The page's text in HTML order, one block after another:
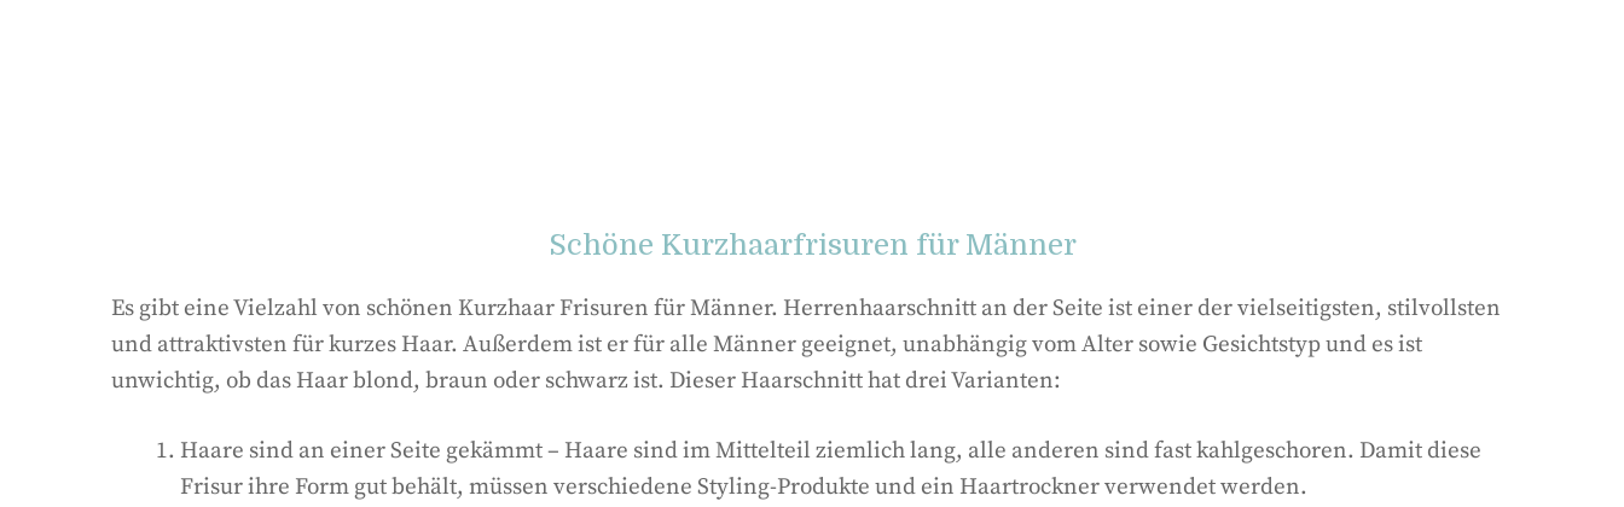
Schöne Kurzhaarfrisuren für Männer
Es gibt eine Vielzahl von schönen Kurzhaar Frisuren für Männer. Herrenhaarschnitt an der Seite ist einer der vielseitigsten, stilvollsten
und attraktivsten für kurzes Haar. Außerdem ist er für alle Männer geeignet, unabhängig vom Alter sowie Gesichtstyp und es ist
unwichtig, ob das Haar blond, braun oder schwarz ist. Dieser Haarschnitt hat drei Varianten:
Haare sind an einer Seite gekämmt – Haare sind im Mittelteil ziemlich lang, alle anderen sind fast kahlgeschoren. Damit diese
Frisur ihre Form gut behält, müssen verschiedene Styling-Produkte und ein Haartrockner verwendet werden.